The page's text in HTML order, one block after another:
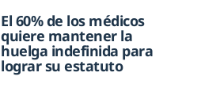
El 60% de los médicos
quiere mantener la
huelga indefinida para
lograr su estatuto